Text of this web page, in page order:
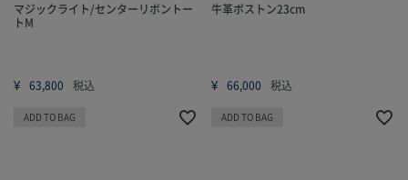
マジックライト/センターリボントー
トM
¥ 63,800 税込
ADD TO BAG
牛革ボストン23cm
¥ 66,000 税込
ADD TO BAG